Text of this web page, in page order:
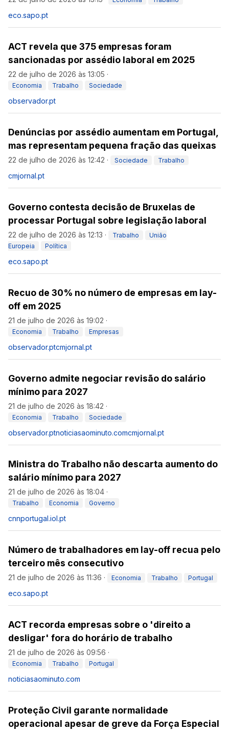
eco.sapo.pt
ACT revela que 375 empresas foram
sancionadas por assédio laboral em 2025
22 de julho de 2026 às 13:05 ·
Economia Trabalho Sociedade
observador.pt
Denúncias por assédio aumentam em Portugal,
mas representam pequena fração das queixas
22 de julho de 2026 às 12:42 · Sociedade Trabalho
cmjornal.pt
Governo contesta decisão de Bruxelas de
processar Portugal sobre legislação laboral
22 de julho de 2026 às 12:13 · Trabalho
União
Europeia
Política
eco.sapo.pt
Recuo de 30% no número de empresas em lay-
off em 2025
21 de julho de 2026 às 19:02 ·
Economia Trabalho Empresas
observador.ptcmjornal.pt
Governo admite negociar revisão do salário
mínimo para 2027
21 de julho de 2026 às 18:42 ·
Economia Trabalho Sociedade
observador.ptnoticiasaominuto.comcmjornal.pt
Ministra do Trabalho não descarta aumento do
salário mínimo para 2027
21 de julho de 2026 às 18:04 ·
Trabalho Economia Governo
cnnportugal.iol.pt
Número de trabalhadores em lay-off recua pelo
terceiro mês consecutivo
21 de julho de 2026 às 11:36 · Economia Trabalho Portugal
eco.sapo.pt
ACT recorda empresas sobre o 'direito a
desligar' fora do horário de trabalho
21 de julho de 2026 às 09:56 ·
Economia Trabalho Portugal
noticiasaominuto.com
Proteção Civil garante normalidade
operacional apesar de greve da Força Especial